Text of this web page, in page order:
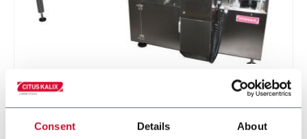
Consent Details About
KP600 EVO